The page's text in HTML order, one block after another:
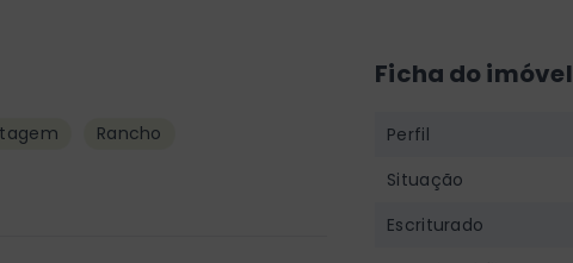
Rancho
Ficha do imóvel
Perfil
Situação
Escriturado